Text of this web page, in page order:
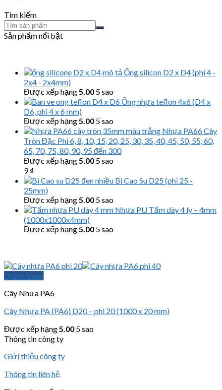
Tìm kiếm
Sản phẩm nổi bật
Ống silicon D2 x D4 (phi 4 -
2x4 - 2x4mm)
Được xếp hạng5.00 5 sao
Ống nhựa teflon 4x6 (D4 x
D6, phi 4 x 6 mm)
Được xếp hạng5.00 5 sao
Nhựa PA66 Cây
Tròn Đặc Phi 6, 8, 10, 15, 20, 25, 30, 35, 40, 45, 50, 55, 60,
65, 70, 75, 80, 90, 95 đến 300
Được xếp hạng5.00 5 sao
9₫
Bi Cao Su D25 (phi 25 -
25mm)
Được xếp hạng5.00 5 sao
Nhựa PU Tấm dày 4 ly – 4mm
(1000x1000x4mm)
Được xếp hạng5.00 5 sao
Quick View
Cây Nhựa PA6
Cây Nhựa PA (PA6) D20 – phi 20 (1000 x 20 mm)
Được xếp hạng5.00 5 sao
Thông tin công ty
Giới thiệu công ty
Thông tin liên hệ